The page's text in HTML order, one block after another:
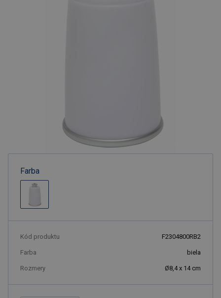
Farba
Kód produktu F2304800RB2
Farba biela
Rozmery Ø8,4 x 14 cm